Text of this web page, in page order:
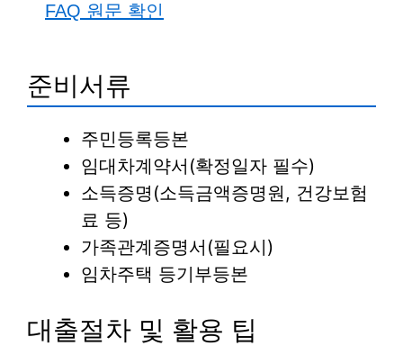
FAQ 원문 확인
준비서류
주민등록등본
임대차계약서(확정일자 필수)
소득증명(소득금액증명원, 건강보험
료 등)
가족관계증명서(필요시)
임차주택 등기부등본
대출절차 및 활용 팁